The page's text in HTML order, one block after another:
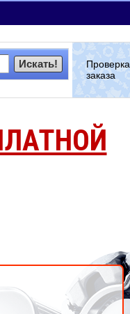
Искать!
Проверка
заказа